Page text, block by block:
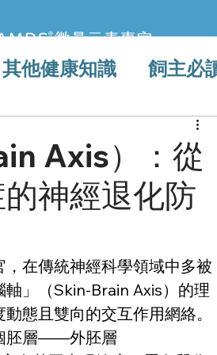
其他健康知識 飼主必
Axis）：從
神經退化防
在傳統神經科學領域中多被
」（Skin-Brain Axis）的理
態且雙向的交互作用網絡。
胚層——外胚層